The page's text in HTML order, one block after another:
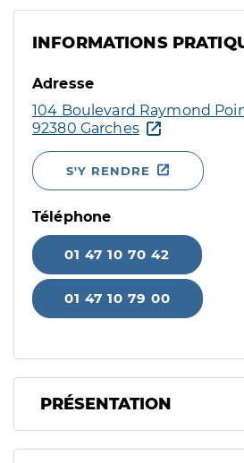
INFORMATIONS
Adresse
104 Boulevard Raymond
92380 Garches
S'Y RENDRE
Téléphone
01 47 10 70 42
01 47 10 79 00
PRÉSENTATION